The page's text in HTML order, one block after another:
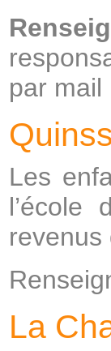
par
Les
l’école
revenus
La